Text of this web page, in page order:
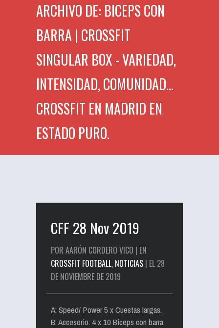
ARCHIVO DE: BICEPS CON
BARRA | CROSSFIT
SINGULAR BOX - VARIEDAD,
INTENSIDAD, COMUNIDAD...
CROSSFIT EN MADRID EN
ESTADO PURO.
CFF 28 Nov 2019
POR AARÓN CORDERO VICO | EN
CROSSFIT FOOTBALL, NOTICIAS | EL 28
DE NOVIEMBRE DE 2019
A: Speed/ Power 5 x Cuestas largas.
B: Accesorio: 4 x 10 Biceps con barra